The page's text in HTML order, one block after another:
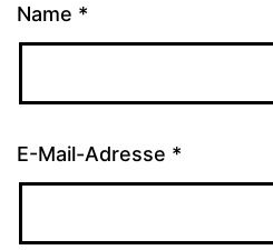
Name *
E-Mail-Adresse *